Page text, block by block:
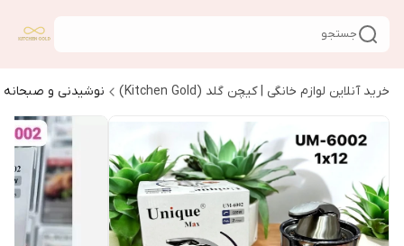
جستجو
خرید آنلاین لوازم خانگی | کیچن گلد (Kitchen Gold) نوشیدنی و صبحانه